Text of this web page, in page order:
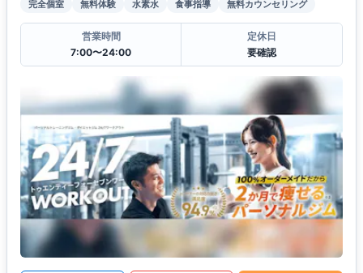
完全個室 無料体験 水素水 食事指導 無料カウンセリング
営業時間
7:00〜24:00
定休日
要確認